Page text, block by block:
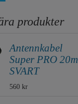
produkter
Antennkabel
Super PRO 20m
SVART
560 kr